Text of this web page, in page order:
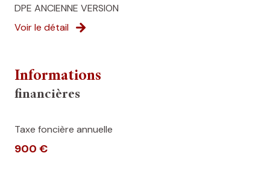
DPE ANCIENNE VERSION
Voir le détail
Informations
financières
Taxe foncière annuelle
900 €